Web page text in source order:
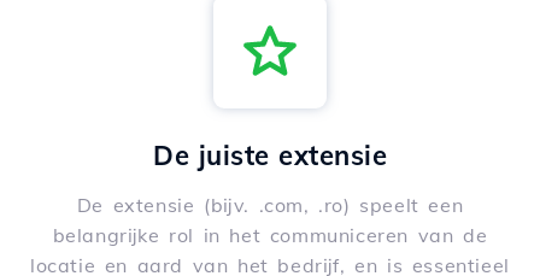
De juiste extensie
De extensie (bijv. .com, .ro) speelt een
belangrijke rol in het communiceren van de
locatie en aard van het bedrijf, en is essentieel